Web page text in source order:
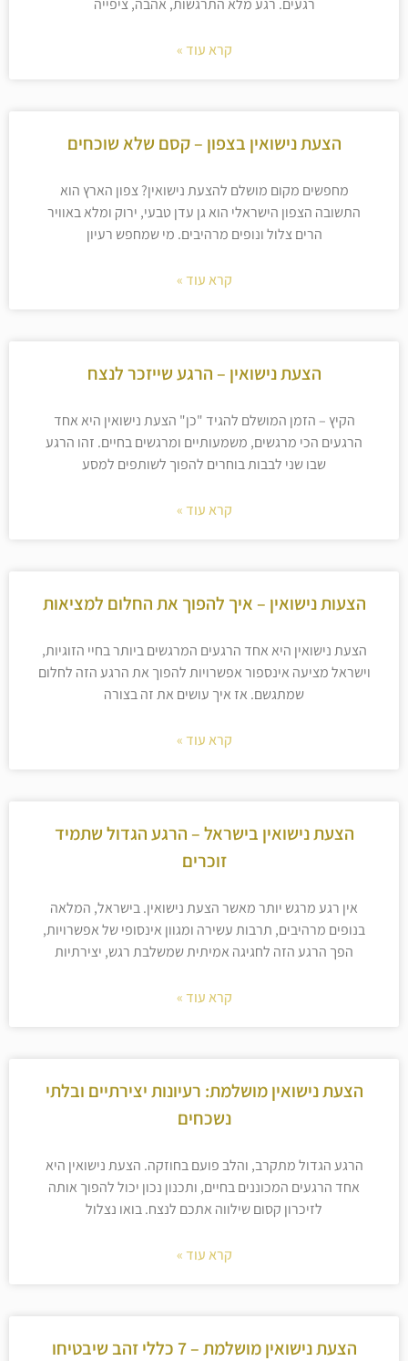
רגעים. רגע מלא התרגשות, אהבה, ציפייה
קרא עוד »
הצעת נישואין בצפון – קסם שלא שוכחים
מחפשים מקום מושלם להצעת נישואין? צפון הארץ הוא
התשובה הצפון הישראלי הוא גן עדן טבעי, ירוק ומלא באוויר
הרים צלול ונופים מרהיבים. מי שמחפש רעיון
קרא עוד »
הצעת נישואין – הרגע שייזכר לנצח
הקיץ – הזמן המושלם להגיד "כן" הצעת נישואין היא אחד
הרגעים הכי מרגשים, משמעותיים ומרגשים בחיים. זהו הרגע
שבו שני לבבות בוחרים להפוך לשותפים למסע
קרא עוד »
הצעות נישואין – איך להפוך את החלום למציאות
הצעת נישואין היא אחד הרגעים המרגשים ביותר בחיי הזוגיות,
וישראל מציעה אינספור אפשרויות להפוך את הרגע הזה לחלום
שמתגשם. אז איך עושים את זה בצורה
קרא עוד »
הצעת נישואין בישראל – הרגע הגדול שתמיד
זוכרים
אין רגע מרגש יותר מאשר הצעת נישואין. בישראל, המלאה
בנופים מרהיבים, תרבות עשירה ומגוון אינסופי של אפשרויות,
הפך הרגע הזה לחגיגה אמיתית שמשלבת רגש, יצירתיות
קרא עוד »
הצעת נישואין מושלמת: רעיונות יצירתיים ובלתי
נשכחים
הרגע הגדול מתקרב, והלב פועם בחוזקה. הצעת נישואין היא
אחד הרגעים המכוננים בחיים, ותכנון נכון יכול להפוך אותה
לזיכרון קסום שילווה אתכם לנצח. בואו נצלול
קרא עוד »
הצעת נישואין מושלמת – 7 כללי זהב שיבטיחו